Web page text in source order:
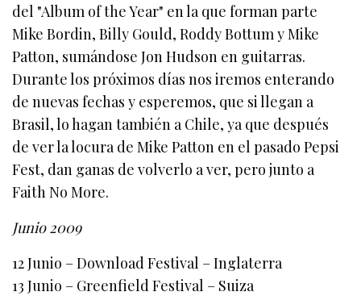
del "Album of the Year" en la que forman parte
Mike Bordin, Billy Gould, Roddy Bottum y Mike
Patton, sumándose Jon Hudson en guitarras.
Durante los próximos días nos iremos enterando
de nuevas fechas y esperemos, que si llegan a
Brasil, lo hagan también a Chile, ya que después
de ver la locura de Mike Patton en el pasado Pepsi
Fest, dan ganas de volverlo a ver, pero junto a
Faith No More.
Junio 2009
12 Junio – Download Festival – Inglaterra
13 Junio – Greenfield Festival – Suiza